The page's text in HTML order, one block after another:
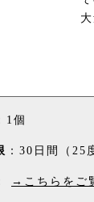
1個
：30日間（25
→こちらをご